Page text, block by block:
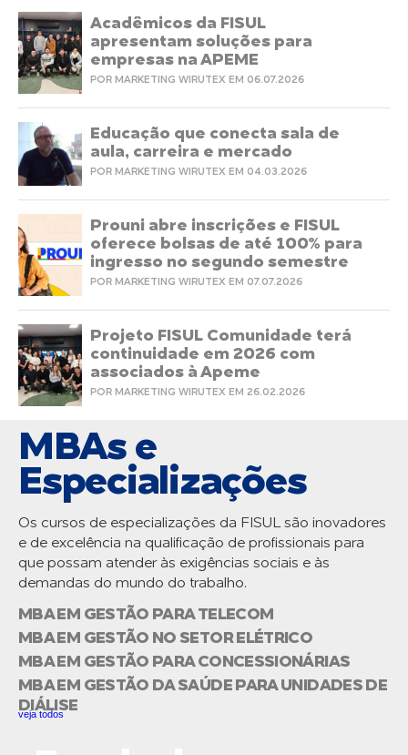
Acadêmicos da FISUL
apresentam soluções para
empresas na APEME
POR MARKETING WIRUTEX EM 06.07.2026
Educação que conecta sala de
aula, carreira e mercado
POR MARKETING WIRUTEX EM 04.03.2026
Prouni abre inscrições e FISUL
oferece bolsas de até 100% para
ingresso no segundo semestre
POR MARKETING WIRUTEX EM 07.07.2026
Projeto FISUL Comunidade terá
continuidade em 2026 com
associados à Apeme
POR MARKETING WIRUTEX EM 26.02.2026
MBAs e
Especializações
Os cursos de especializações da FISUL são inovadores
e de excelência na qualificação de profissionais para
que possam atender às exigências sociais e às
demandas do mundo do trabalho.
MBA EM GESTÃO PARA TELECOM
MBA EM GESTÃO NO SETOR ELÉTRICO
MBA EM GESTÃO PARA CONCESSIONÁRIAS
MBA EM GESTÃO DA SAÚDE PARA UNIDADES DE
DIÁLISE
veja todos